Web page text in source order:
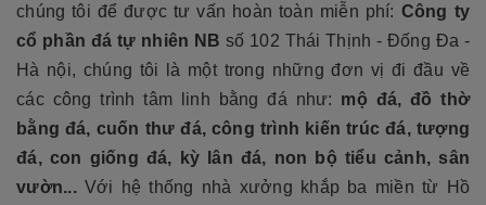
chúng tôi để được tư vấn hoàn toàn miễn phí: Công ty
cổ phần đá tự nhiên NB số 102 Thái Thịnh - Đống Đa -
Hà nội, chúng tôi là một trong những đơn vị đi đầu về
các công trình tâm linh bằng đá như: mộ đá, đồ thờ
bằng đá, cuốn thư đá, công trình kiến trúc đá, tượng
đá, con giống đá, kỳ lân đá, non bộ tiểu cảnh, sân
vườn... Với hệ thống nhà xưởng khắp ba miền từ Hồ